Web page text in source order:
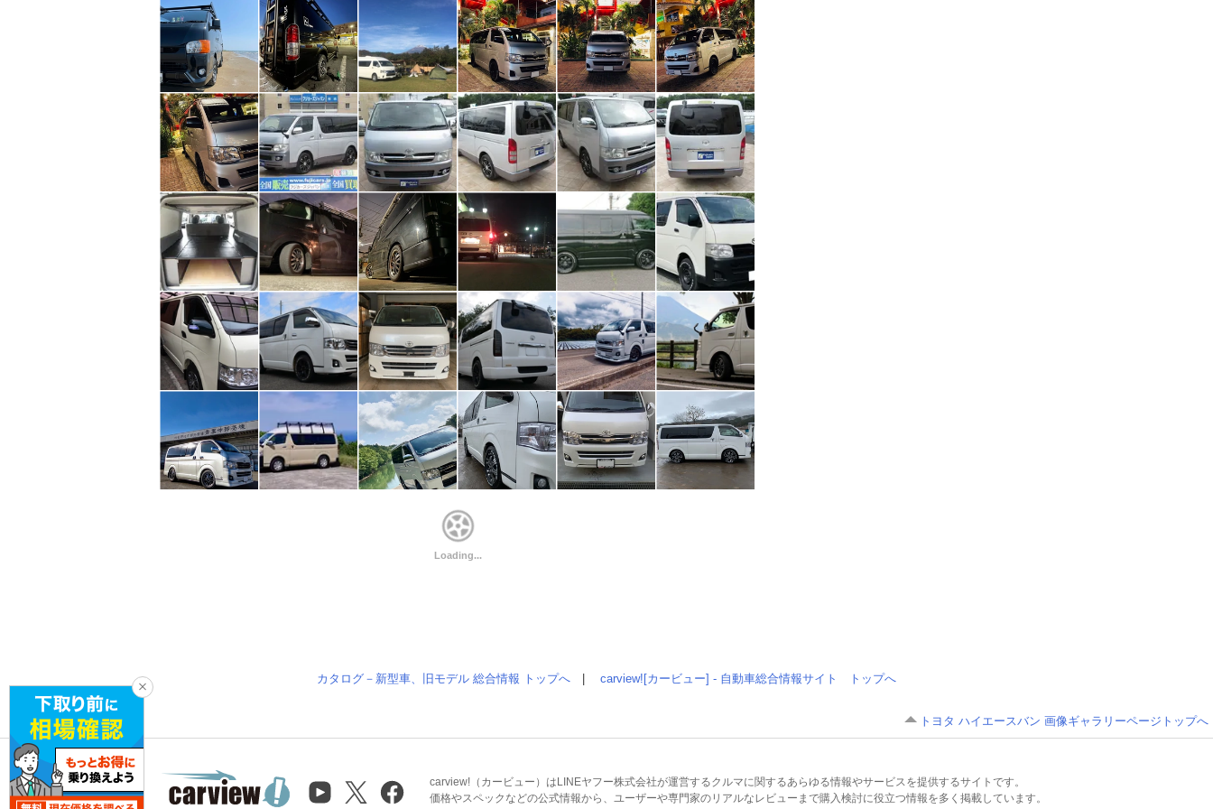
カタログ－新型車、旧モデル 総合情報 トップへ carview![カービュー] - 自動車総合情報サイト トップへ
トヨタ ハイエースバン 画像ギャラリーページトップへ
carview!（カービュー）はLINEヤフー株式会社が運営するクルマに関するあらゆる情報やサービスを提供するサイトです。
価格やスペックなどの公式情報から、ユーザーや専門家のリアルなレビューまで購入検討に役立つ情報を多く掲載しています。